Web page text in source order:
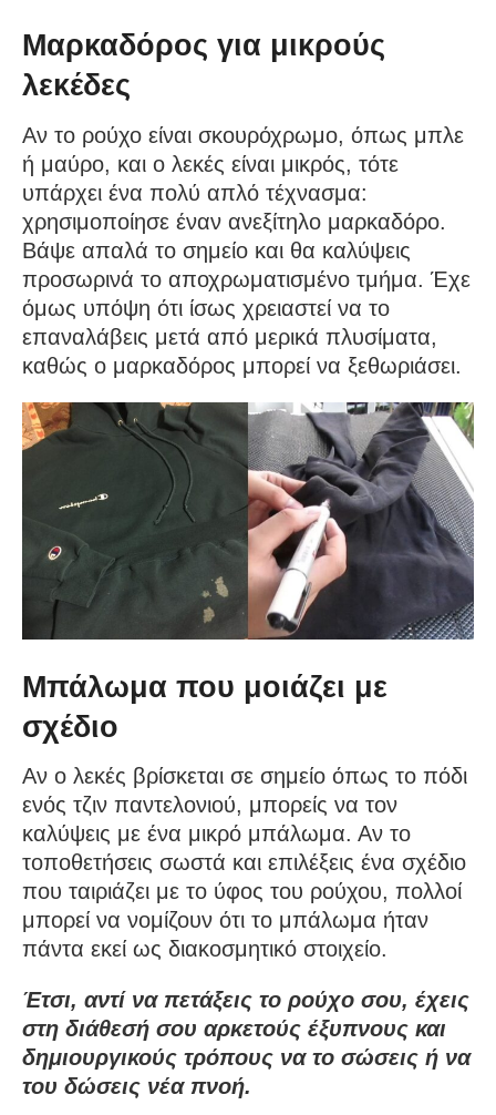
Μαρκαδόρος για μικρούς
λεκέδες
Αν το ρούχο είναι σκουρόχρωμο, όπως μπλε
ή μαύρο, και ο λεκές είναι μικρός, τότε
υπάρχει ένα πολύ απλό τέχνασμα:
χρησιμοποίησε έναν ανεξίτηλο μαρκαδόρο.
Βάψε απαλά το σημείο και θα καλύψεις
προσωρινά το αποχρωματισμένο τμήμα. Έχε
όμως υπόψη ότι ίσως χρειαστεί να το
επαναλάβεις μετά από μερικά πλυσίματα,
καθώς ο μαρκαδόρος μπορεί να ξεθωριάσει.
Μπάλωμα που μοιάζει με
σχέδιο
Αν ο λεκές βρίσκεται σε σημείο όπως το πόδι
ενός τζιν παντελονιού, μπορείς να τον
καλύψεις με ένα μικρό μπάλωμα. Αν το
τοποθετήσεις σωστά και επιλέξεις ένα σχέδιο
που ταιριάζει με το ύφος του ρούχου, πολλοί
μπορεί να νομίζουν ότι το μπάλωμα ήταν
πάντα εκεί ως διακοσμητικό στοιχείο.
Έτσι, αντί να πετάξεις το ρούχο σου, έχεις
στη διάθεσή σου αρκετούς έξυπνους και
δημιουργικούς τρόπους να το σώσεις ή να
του δώσεις νέα πνοή.